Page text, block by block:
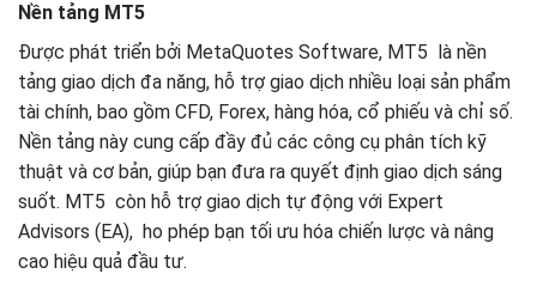
Nền tảng MT5
Được phát triển bởi MetaQuotes Software, MT5 là nền
tảng giao dịch đa năng, hỗ trợ giao dịch nhiều loại sản phẩm
tài chính, bao gồm CFD, Forex, hàng hóa, cổ phiếu và chỉ số.
Nền tảng này cung cấp đầy đủ các công cụ phân tích kỹ
thuật và cơ bản, giúp bạn đưa ra quyết định giao dịch sáng
suốt. MT5 còn hỗ trợ giao dịch tự động với Expert
Advisors (EA), ho phép bạn tối ưu hóa chiến lược và nâng
cao hiệu quả đầu tư.